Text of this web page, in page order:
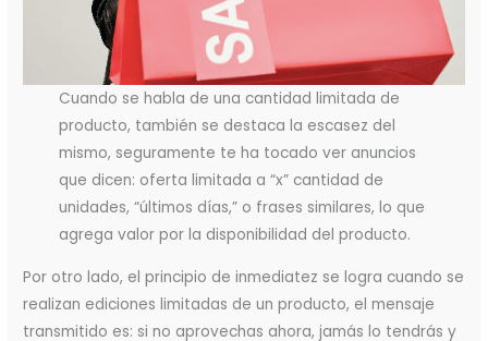
Cuando se habla de una cantidad limitada de
producto, también se destaca la escasez del
mismo, seguramente te ha tocado ver anuncios
que dicen: oferta limitada a “x” cantidad de
unidades, “últimos días,” o frases similares, lo que
agrega valor por la disponibilidad del producto.
Por otro lado, el principio de inmediatez se logra cuando se
realizan ediciones limitadas de un producto, el mensaje
transmitido es: si no aprovechas ahora, jamás lo tendrás y